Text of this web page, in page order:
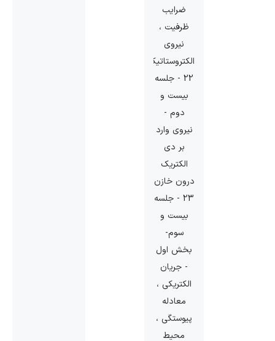
ضرایب
ظرفیت ،
نیروی
الکتروستاتیکی
22 - جلسه
بیست و
دوم -
نیروی وارد
بر دی
الکتریک
درون خازن
23 - جلسه
بیست و
سوم-
بخش اول
- جریان
الکتریکی ،
معادله
پیوستگی ،
محیط